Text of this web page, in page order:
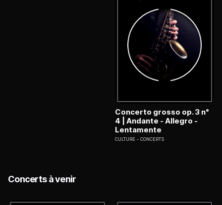
Concerto grosso op. 3 n°
4 | Andante - Allegro -
Lentamente
CULTURE CONCERTS
Concerts à venir